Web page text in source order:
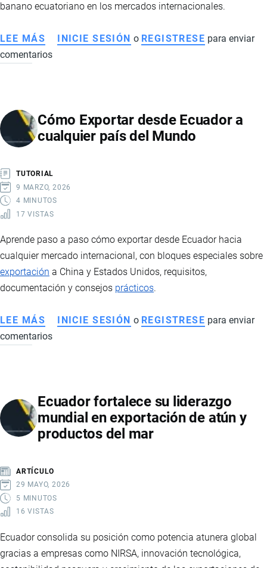
banano ecuatoriano en los mercados internacionales.
LEE MÁS SOBRE
TRANSFORMACIÓN
ECUATORIANO:
AGRICULTURA
Y
COMPETITIVIDAD
GLOBAL
INICIE SESIÓN o REGISTRESE para enviar
comentarios
Cómo Exportar desde Ecuador a
cualquier país del Mundo
TUTORIAL
9 MARZO, 2026
4 MINUTOS
17 VISTAS
Aprende paso a paso cómo exportar desde Ecuador hacia
cualquier mercado internacional, con bloques especiales sobre
exportación a China y Estados Unidos, requisitos,
documentación y consejos prácticos.
LEE MÁS SOBRE
CÓMO
A
CUALQUIER
PAÍS
INICIE SESIÓN o REGISTRESE para enviar
comentarios
Ecuador fortalece su liderazgo
mundial en exportación de atún y
productos del mar
ARTÍCULO
29 MAYO, 2026
5 MINUTOS
16 VISTAS
Ecuador consolida su posición como potencia atunera global
gracias a empresas como NIRSA, innovación tecnológica,